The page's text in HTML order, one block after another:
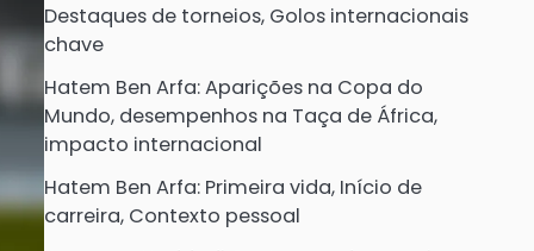
Destaques de torneios, Golos internacionais
chave
Hatem Ben Arfa: Aparições na Copa do
Mundo, desempenhos na Taça de África,
impacto internacional
Hatem Ben Arfa: Primeira vida, Início de
carreira, Contexto pessoal